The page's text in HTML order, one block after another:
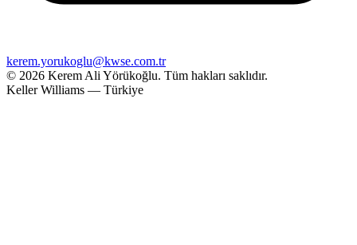
kerem.yorukoglu@kwse.com.tr
© 2026 Kerem Ali Yörükoğlu. Tüm hakları saklıdır.
Keller Williams — Türkiye